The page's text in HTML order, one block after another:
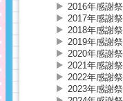
2016年感謝祭
2017年感謝祭
2018年感謝祭
2019年感謝祭
2020年感謝祭
2021年感謝祭
2022年感謝祭
2023年感謝祭